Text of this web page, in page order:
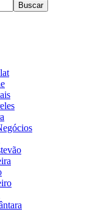
Buscar